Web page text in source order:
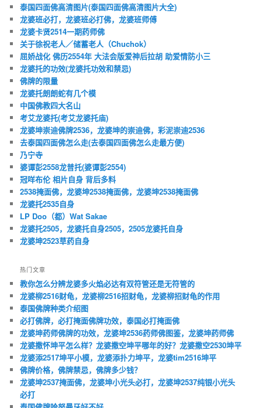
泰国四面佛高清图片(泰国四面佛高清图片大全)
龙婆班必打，龙婆班必打佛，龙婆班师傅
龙婆卡贤2514一期药师佛
关于徐祝老人／储蓄老人（Chuchok）
屈娇战化 佛历2554年 大法会版爱神后拉胡 助爱情防小三
龙婆托的功效(龙婆托功效和禁忌)
佛牌的限量
龙婆托朗朗蛇有几个模
中国佛教四大名山
考艾龙婆托(考艾龙婆托庙)
龙婆坤崇迪佛牌2536，龙婆坤的崇迪佛，彩泥崇迪2536
去泰国四面佛怎么走(去泰国四面佛怎么走最方便)
乃宁寺
婆谭彭2558龙普托(婆谭彭2554)
冠咩布伦 相片自身 背后多料
2538掩面佛，龙婆坤2538掩面佛，龙婆坤2538掩面佛
龙婆托2535自身
LP Doo（都）Wat Sakae
龙婆托2505，龙婆托自身2505，2505龙婆托自身
龙婆坤2523草药自身
热门文章
教你怎么分辨龙婆多火焰必达有双符管还是无符管的
龙婆柳2516财龟，龙婆柳2516招财龟，龙婆柳招财龟的作用
泰国佛牌种类介绍图
必打佛牌，必打掩面佛牌功效，泰国必打掩面佛
龙婆坤药师佛牌的功效，龙婆坤2536药师佛图鉴，龙婆坤药师佛
龙婆撒怀坤平怎么样？龙婆撒空坤平哪年的好？龙婆撒空2530坤平
龙婆添2517坤平小模，龙婆添扑力坤平，龙婆tim2516坤平
佛牌价格，佛牌禁忌，佛牌多少钱？
龙婆坤2537掩面佛，龙婆坤小光头必打，龙婆坤2537纯银小光头
必打